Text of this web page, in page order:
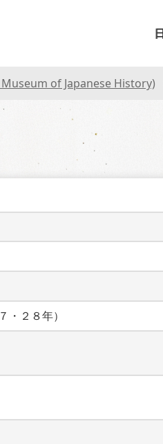
of Japanese History)
２８年）